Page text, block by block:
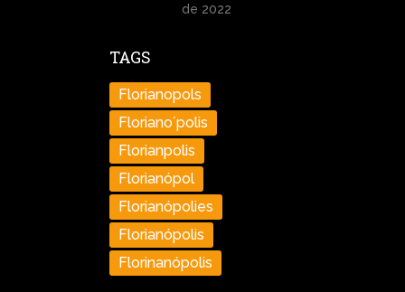
de 2022
TAGS
Florianopols
Floriano´polis
Florianpolis
Florianópol
Florianópolies
Florianópolis
Florinanópolis